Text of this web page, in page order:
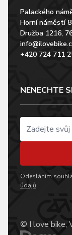
Palackého
Horní náměstí
Družba 1216,
+420 724 711
NENECHTE
Odesláním
údajů.
© I love bike,